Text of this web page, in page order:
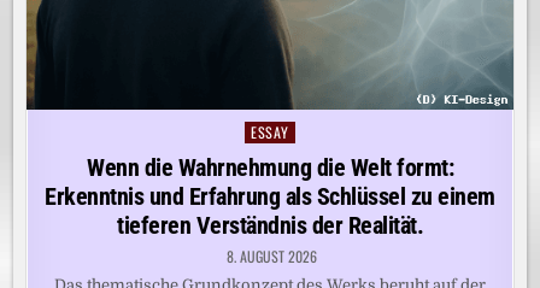
Posted
in
ESSAY
Wenn die Wahrnehmung die Welt formt:
Erkenntnis und Erfahrung als Schlüssel zu einem
tieferen Verständnis der Realität.
8. AUGUST 2026